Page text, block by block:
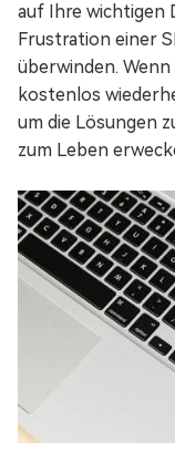
auf Ihre wichtigen
Frustration einer
überwinden.
kostenlos
um die Lösungen
zum Leben